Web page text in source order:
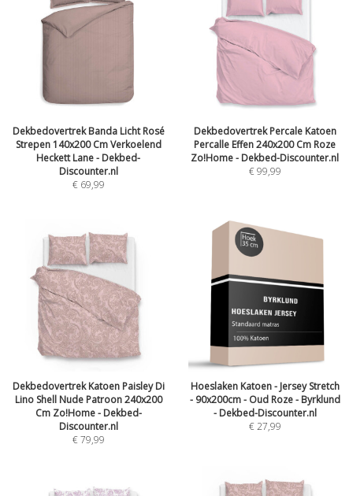
Dekbedovertrek Banda Licht Rosé
Strepen 140x200 Cm Verkoelend
Heckett Lane - Dekbed-
Discounter.nl
€ 69,99
Dekbedovertrek Percale Katoen
Percalle Effen 240x200 Cm Roze
Zo!Home - Dekbed-Discounter.nl
€99,99
Dekbedovertrek Katoen Paisley Di
Lino Shell Nude Patroon 240x200
Cm Zo!Home - Dekbed-
Discounter.nl
€79,99
Hoeslaken Katoen - Jersey Stretch
- 90x200cm - Oud Roze - Byrklund
- Dekbed-Discounter.nl
€27,99